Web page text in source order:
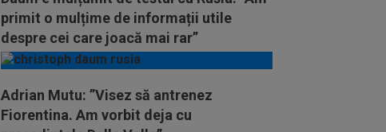
primit o mulțime de informații utile
despre cei care joacă mai rar”
Adrian Mutu: ”Visez să antrenez
Fiorentina. Am vorbit deja cu